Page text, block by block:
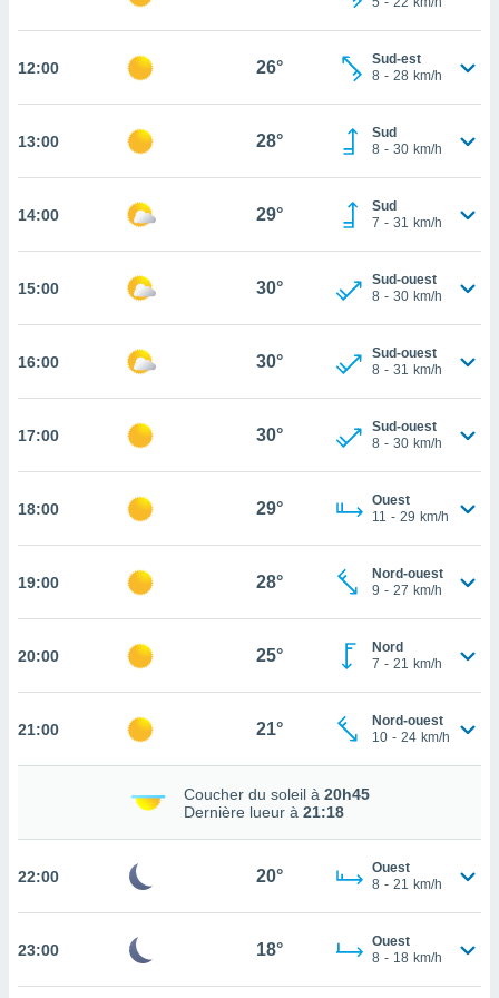
de
votre
le
des
au
vous
notre
que
et que
12:00 26°
Sud-est
8 - 28 km/h
13:00 28°
Sud
8 - 30 km/h
14:00 29°
Sud
7 - 31 km/h
15:00 30°
Sud-ouest
8 - 30 km/h
16:00 30°
Sud-ouest
8 - 31 km/h
17:00 30°
Sud-ouest
8 - 30 km/h
18:00 29°
Ouest
11 - 29 km/h
19:00 28°
Nord-ouest
9 - 27 km/h
20:00 25°
Nord
7 - 21 km/h
21:00 21°
Nord-ouest
10 - 24 km/h
Coucher du soleil à 20h45
Dernière lueur à 21:18
22:00 20°
Ouest
8 - 21 km/h
23:00 18°
Ouest
8 - 18 km/h